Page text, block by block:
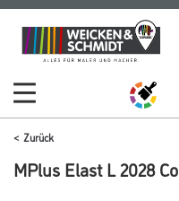
Zum
Inhalt
Zum
Navigationsmenü
Zurück
MPlus Elast L 2028